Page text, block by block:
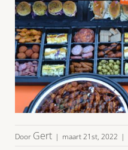
Door Gert | maart 21st, 2022 |